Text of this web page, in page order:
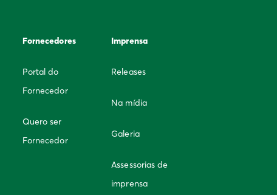
Fornecedores
Portal do
Fornecedor
Quero ser
Fornecedor
Imprensa
Releases
Na mídia
Galeria
Assessorias de
imprensa